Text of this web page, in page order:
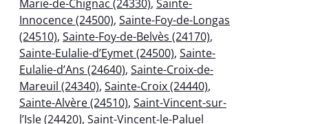
Marie-de-Chignac (24330), Sainte-
Innocence (24500), Sainte-Foy-de-Longas
(24510), Sainte-Foy-de-Belvès (24170),
Sainte-Eulalie-d’Eymet (24500), Sainte-
Eulalie-d’Ans (24640), Sainte-Croix-de-
Mareuil (24340), Sainte-Croix (24440),
Sainte-Alvère (24510), Saint-Vincent-sur-
l’Isle (24420), Saint-Vincent-le-Paluel